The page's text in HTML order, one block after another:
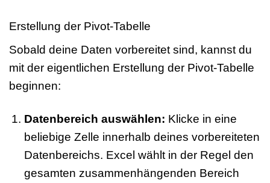
Erstellung der Pivot-Tabelle
Sobald deine Daten vorbereitet sind, kannst du
mit der eigentlichen Erstellung der Pivot-Tabelle
beginnen:
Datenbereich auswählen: Klicke in eine
beliebige Zelle innerhalb deines vorbereiteten
Datenbereichs. Excel wählt in der Regel den
gesamten zusammenhängenden Bereich